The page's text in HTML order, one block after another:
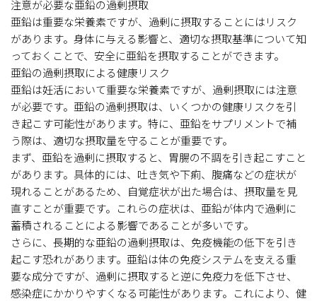
注意が必要な亜鉛の過剰摂取
亜鉛は重要な栄養素ですが、過剰に摂取することにはリスク
があります。身体に与える影響と、適切な摂取基準について知
っておくことで、安全に亜鉛を摂取することができます。
亜鉛の過剰摂取による健康リスク
亜鉛は妊活において重要な栄養素ですが、過剰摂取には注意
が必要です。亜鉛の過剰摂取は、いくつかの健康リスクを引
き起こす可能性があります。特に、亜鉛をサプリメントで補
う際は、適切な摂取量を守ることが重要です。
まず、亜鉛を過剰に摂取すると、胃腸の不調を引き起こすこと
があります。具体的には、吐き気や下痢、腹痛などの症状が
現れることがあるため、自覚症状が出た場合は、摂取量を見
直すことが重要です。これらの症状は、亜鉛が体内で過剰に
蓄積されることによる影響であることが多いです。
さらに、長期的な亜鉛の過剰摂取は、免疫機能の低下を引き
起こす恐れがあります。亜鉛は体の免疫システムを支える重
要な成分ですが、過剰に摂取すると逆に免疫力を低下させ、
感染症にかかりやすくなる可能性があります。これにより、健